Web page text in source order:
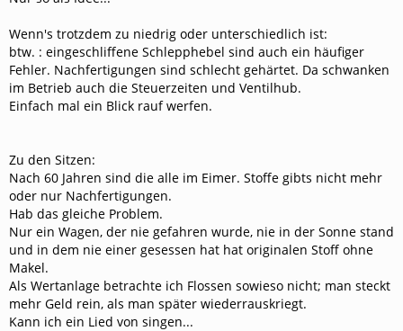
Wenn's trotzdem zu niedrig oder unterschiedlich ist:
btw. : eingeschliffene Schlepphebel sind auch ein häufiger
Fehler. Nachfertigungen sind schlecht gehärtet. Da schwanken
im Betrieb auch die Steuerzeiten und Ventilhub.
Einfach mal ein Blick rauf werfen.
Zu den Sitzen:
Nach 60 Jahren sind die alle im Eimer. Stoffe gibts nicht mehr
oder nur Nachfertigungen.
Hab das gleiche Problem.
Nur ein Wagen, der nie gefahren wurde, nie in der Sonne stand
und in dem nie einer gesessen hat hat originalen Stoff ohne
Makel.
Als Wertanlage betrachte ich Flossen sowieso nicht; man steckt
mehr Geld rein, als man später wiederrauskriegt.
Kann ich ein Lied von singen...